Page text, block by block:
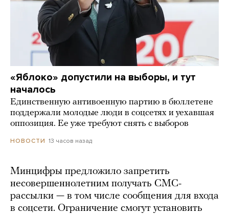
«Яблоко» допустили на выборы, и тут
началось
Единственную антивоенную партию в бюллетене
поддержали молодые люди в соцсетях и уехавшая
оппозиция. Ее уже требуют снять с выборов
НОВОСТИ 13 часов назад
Минцифры предложило запретить
несовершеннолетним получать СМС-
рассылки — в том числе сообщения для входа
в соцсети. Ограничение смогут установить